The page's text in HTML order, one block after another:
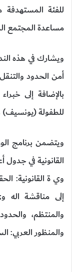
للفئة
مساعدة المجتمع
ويشارك في هذه
بالإضافة إلى
للطفولة (يونسيف)
ويتضمن برنامج
القانونية في
وي ة القانونية:
إلى مناقشة اله
والمنتظم،
والمنظور العربي: